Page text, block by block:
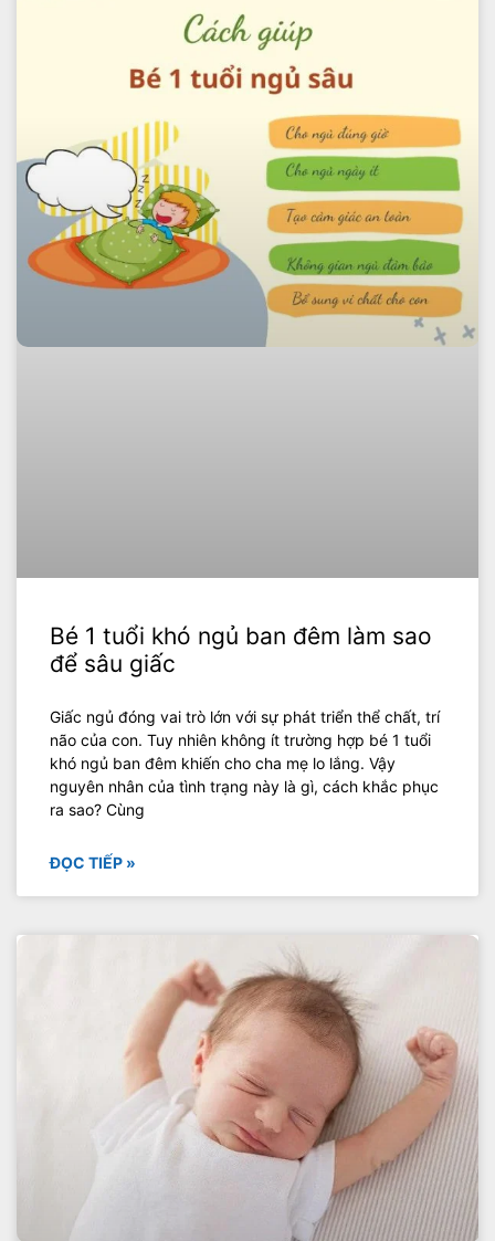
Bé 1 tuổi khó ngủ ban đêm làm sao
để sâu giấc
Giấc ngủ đóng vai trò lớn với sự phát triển thể chất, trí
não của con. Tuy nhiên không ít trường hợp bé 1 tuổi
khó ngủ ban đêm khiến cho cha mẹ lo lắng. Vậy
nguyên nhân của tình trạng này là gì, cách khắc phục
ra sao? Cùng
ĐỌC TIẾP »